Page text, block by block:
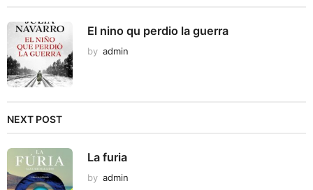
El nino qu perdio la guerra
by admin
NEXT POST
La furia
by admin